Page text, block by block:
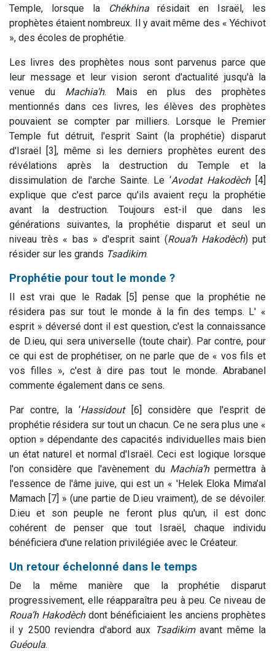
Temple, lorsque la
Chékhinarésidait en Israël, les
prophètes étaient nombreux. Il y avait même des « Yéchivot
», des écoles de prophétie.
Les livres des prophètes nous sont parvenus parce que
leur message et leur vision seront d'actualité jusqu'à la
venue du Machia'h. Mais en plus des prophètes
mentionnés dans ces livres, les élèves des prophètes
pouvaient se compter par milliers. Lorsque le Premier
Temple fut détruit, l'esprit Saint (la prophétie) disparut
d'Israël [3], même si les derniers prophètes eurent des
révélations après la destruction du Temple et la
dissimulation de l'arche Sainte. Le ‘Avodat Hakodèch[4]
explique que c'est parce qu'ils avaient reçu la prophétie
avant la destruction. Toujours est-il que dans les
générations suivantes, la prophétie disparut et seul un
niveau très « bas » d'esprit saint (Roua’h Hakodèch) put
résider sur les grands Tsadikim.
Prophétie pour tout le monde ?
Il est vrai que le Radak [5] pense que la prophétie ne
résidera pas sur tout le monde à la fin des temps. L' «
esprit » déversé dont il est question, c'est la connaissance
de D.ieu, qui sera universelle (toute chair). Par contre, pour
ce qui est de prophétiser, on ne parle que de « vos fils et
vos filles », c'est à dire pas tout le monde. Abrabanel
commente également dans ce sens.
Par contre, la ‘Hassidout[6] considère que l'esprit de
prophétie résidera sur tout un chacun. Ce ne sera plus une «
option » dépendante des capacités individuelles mais bien
un état naturel et normal d'Israël. Ceci est logique lorsque
l'on considère que l'avènement du Machia’hpermettra à
l'essence de l'âme juive, qui est un « 'Helek Eloka Mima’al
Mamach [7] » (une partie de D.ieu vraiment), de se dévoiler.
D.ieu et son peuple ne feront plus qu'un, il est donc
cohérent de penser que tout Israël, chaque individu
bénéficiera d'une relation privilégiée avec le Créateur.
Un retour échelonné dans le temps
De la même manière que la prophétie disparut
progressivement, elle réapparaîtra peu à peu. Ce niveau de
Roua’h Hakodèchdont bénéficiaient les anciens prophètes
il y 2500 reviendra d'abord aux Tsadikimavant même la
Guéoula.